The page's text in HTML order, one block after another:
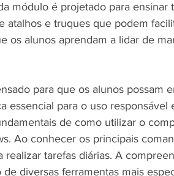
módulo é projetado para ensinar
atalhos e truques que podem
os alunos aprendam a lidar de
para que os alunos possam
essencial para o uso responsável
de como utilizar o
Ao conhecer os principais
realizar tarefas diárias. A
diversas ferramentas mais